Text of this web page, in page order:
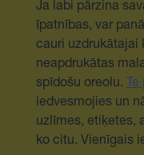
Ja labi pārzina
īpatnības, var
cauri uzdrukātajai
neapdrukātas
spīdošu oreolu. Te
iedvesmojies un
uzlīmes, etiķetes,
ko citu. Vienīgais